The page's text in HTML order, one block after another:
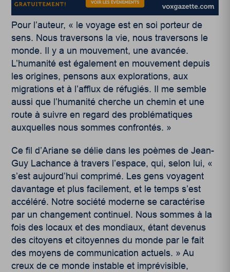
Pour l’auteur, « le voyage est en soi porteur de
sens. Nous traversons la vie, nous traversons le
monde. Il y a un mouvement, une avancée.
L’humanité est également en mouvement depuis
les origines, pensons aux explorations, aux
migrations et à l’afflux de réfugiés. Il me semble
aussi que l’humanité cherche un chemin et une
route à suivre en regard des problématiques
auxquelles nous sommes confrontés. »
Ce fil d’Ariane se délie dans les poèmes de Jean-
Guy Lachance à travers l’espace, qui, selon lui, «
s’est aujourd’hui comprimé. Les gens voyagent
davantage et plus facilement, et le temps s’est
accéléré. Notre société moderne se caractérise
par un changement continuel. Nous sommes à la
fois des locaux et des mondiaux, étant devenus
des citoyens et citoyennes du monde par le fait
des moyens de communication actuels. » Au
creux de ce monde instable et imprévisible,